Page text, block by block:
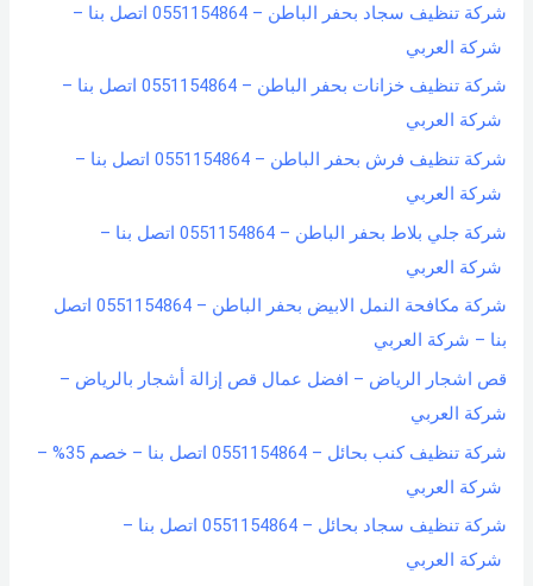
شركة تنظيف سجاد بحفر الباطن – 0551154864 اتصل بنا –
شركة العربي
شركة تنظيف خزانات بحفر الباطن – 0551154864 اتصل بنا –
شركة العربي
شركة تنظيف فرش بحفر الباطن – 0551154864 اتصل بنا –
شركة العربي
شركة جلي بلاط بحفر الباطن – 0551154864 اتصل بنا –
شركة العربي
شركة مكافحة النمل الابيض بحفر الباطن – 0551154864 اتصل
بنا – شركة العربي
قص اشجار الرياض – افضل عمال قص إزالة أشجار بالرياض –
شركة العربي
شركة تنظيف كنب بحائل – 0551154864 اتصل بنا – خصم 35% –
شركة العربي
شركة تنظيف سجاد بحائل – 0551154864 اتصل بنا –
شركة العربي